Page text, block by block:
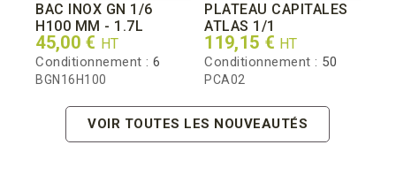
BAC INOX GN 1/6
H100 MM - 1.7L
Prix
45,00 € HT
Conditionnement :6
BGN16H100
PLATEAU CAPITALES
ATLAS 1/1
Prix
119,15 € HT
Conditionnement : 50
PCA02
VOIR TOUTES LES NOUVEAUTÉS